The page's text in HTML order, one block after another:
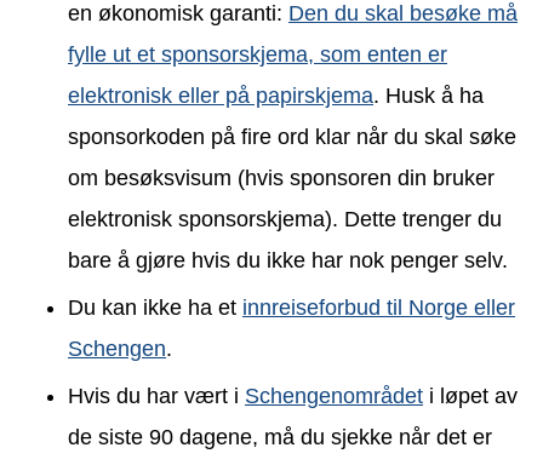
en økonomisk garanti: Den du skal besøke må
fylle ut et sponsorskjema, som enten er
elektronisk eller på papirskjema. Husk å ha
sponsorkoden på fire ord klar når du skal søke
om besøksvisum (hvis sponsoren din bruker
elektronisk sponsorskjema). Dette trenger du
bare å gjøre hvis du ikke har nok penger selv.
Du kan ikke ha et innreiseforbud til Norge eller
Schengen.
Hvis du har vært i Schengenområdet i løpet av
de siste 90 dagene, må du sjekke når det er